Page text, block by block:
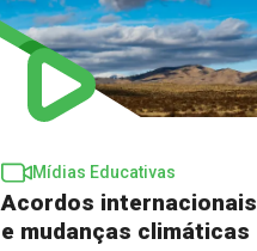
Mídias Educativas
Acordos internacionais
e mudanças climáticas